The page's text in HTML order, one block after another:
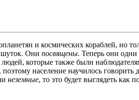
и космических кораблей, но
шуток. Они посвящены. Теперь они одни
которые также были
население научилось
неземные, то это будет выглядеть